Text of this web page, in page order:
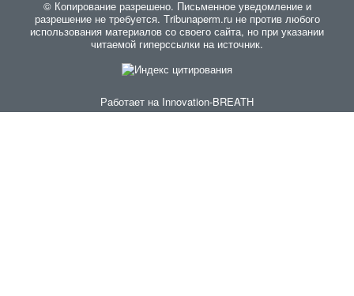
© Копирование разрешено. Письменное уведомление и
разрешение не требуется. Тribunaperm.ru не против любого
использования материалов со своего сайта, но при указании
читаемой гиперссылки на источник.
Работает на Innovation-BREATH